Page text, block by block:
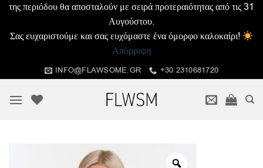
της περιόδου θα αποσταλούν με σειρά προτεραιότητας από τις 31
Αυγούστου.
Σας ευχαριστούμε και σας ευχόμαστε ένα όμορφο καλοκαίρι!
Απόρριψη
στο
περιεχόμενο
INFO@FLAWSOME.GR +30 2310681720